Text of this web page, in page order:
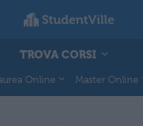
TROVA CORSI
Online Master Online